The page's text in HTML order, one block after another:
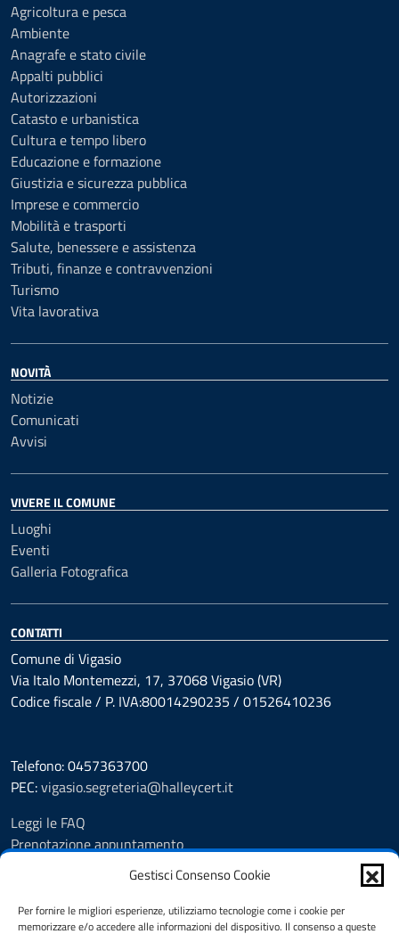
Gestisci Consenso Cookie
Per fornire le migliori esperienze, utilizziamo tecnologie come i cookie per
memorizzare e/o accedere alle informazioni del dispositivo. Il consenso a queste
Agricoltura e pesca
Ambiente
Anagrafe e stato civile
Appalti pubblici
Autorizzazioni
Catasto e urbanistica
Cultura e tempo libero
Educazione e formazione
Giustizia e sicurezza pubblica
Imprese e commercio
Mobilità e trasporti
Salute, benessere e assistenza
Tributi, finanze e contravvenzioni
Turismo
Vita lavorativa
NOVITÀ
Notizie
Comunicati
Avvisi
VIVERE IL COMUNE
Luoghi
Eventi
Galleria Fotografica
CONTATTI
Comune di Vigasio
Via Italo Montemezzi, 17, 37068 Vigasio (VR)
Codice fiscale / P. IVA:80014290235 / 01526410236
Telefono: 0457363700
PEC:vigasio.segreteria@halleycert.it
Leggi le FAQ
Prenotazione appuntamento
Segnalazione disservizio
Amministrazione Trasparente
Albo Pretorio